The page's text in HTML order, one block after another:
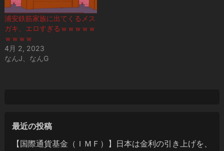
浦安鉄筋家族に出てくるメス
ガキ、エロすぎるｗｗｗｗｗ
ｗｗｗｗ
4月 2, 2023
なんJ、なんG
最近の投稿
【国際通貨基金（ＩＭＦ）】日本は金利の引き上げを、